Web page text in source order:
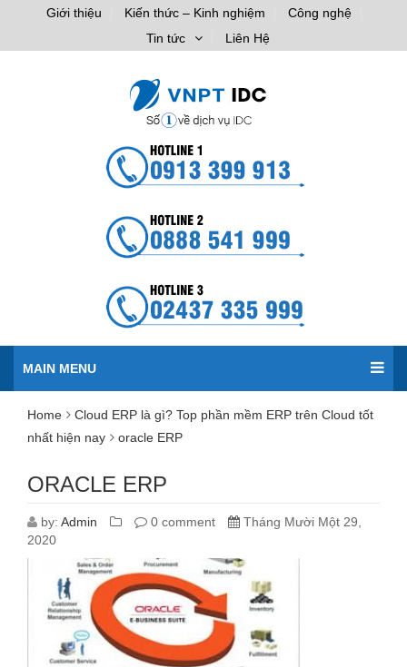
Giới thiệu Kiến thức – Kinh nghiệm
Công nghệ
Tin tức
Liên Hệ
MAIN MENU
Home
Cloud ERP là gì? Top phần mềm ERP trên Cloud tốt
nhất hiện nay
oracle ERP
ORACLE ERP
by: Admin 0 comment
Tháng Mười Một 29,
2020